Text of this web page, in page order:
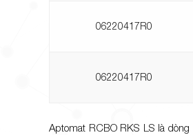
06220417R0
06220417R0
Aptomat RCBO RKS LS là